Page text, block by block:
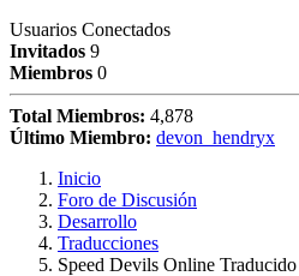
Usuarios Conectados
Invitados 9
Miembros 0
Total Miembros: 4,878
Último Miembro: devon_hendryx
Inicio
Foro de Discusión
Desarrollo
Traducciones
Speed Devils Online